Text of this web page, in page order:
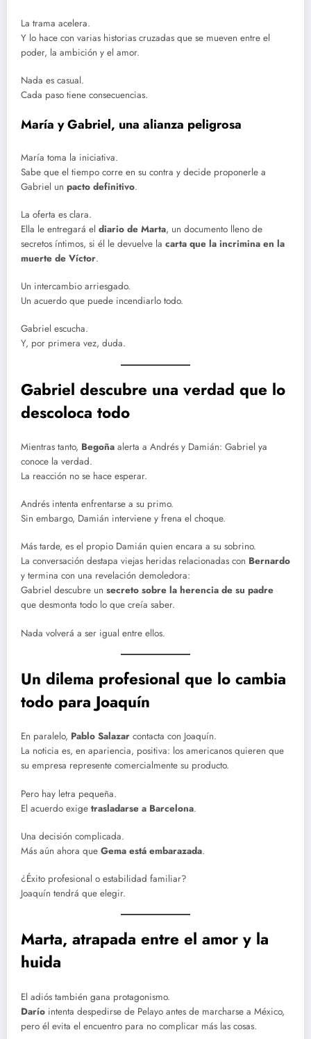
La trama acelera.
Y lo hace con varias historias cruzadas que se mueven entre el
poder, la ambición y el amor.
Nada es casual.
Cada paso tiene consecuencias.
María y Gabriel, una alianza peligrosa
María toma la iniciativa.
Sabe que el tiempo corre en su contra y decide proponerle a
Gabriel un pacto definitivo.
La oferta es clara.
Ella le entregará el diario de Marta, un documento lleno de
secretos íntimos, si él le devuelve la carta que la incrimina en la
muerte de Víctor.
Un intercambio arriesgado.
Un acuerdo que puede incendiarlo todo.
Gabriel escucha.
Y, por primera vez, duda.
Gabriel descubre una verdad que lo
descoloca todo
Mientras tanto, Begoña alerta a Andrés y Damián: Gabriel ya
conoce la verdad.
La reacción no se hace esperar.
Andrés intenta enfrentarse a su primo.
Sin embargo, Damián interviene y frena el choque.
Más tarde, es el propio Damián quien encara a su sobrino.
La conversación destapa viejas heridas relacionadas con Bernardo
y termina con una revelación demoledora:
Gabriel descubre un secreto sobre la herencia de su padre
que desmonta todo lo que creía saber.
Nada volverá a ser igual entre ellos.
Un dilema profesional que lo cambia
todo para Joaquín
En paralelo, Pablo Salazar contacta con Joaquín.
La noticia es, en apariencia, positiva: los americanos quieren que
su empresa represente comercialmente su producto.
Pero hay letra pequeña.
El acuerdo exige trasladarse a Barcelona.
Una decisión complicada.
Más aún ahora que Gema está embarazada.
¿Éxito profesional o estabilidad familiar?
Joaquín tendrá que elegir.
Marta, atrapada entre el amor y la
huida
El adiós también gana protagonismo.
Darío intenta despedirse de Pelayo antes de marcharse a México,
pero él evita el encuentro para no complicar más las cosas.